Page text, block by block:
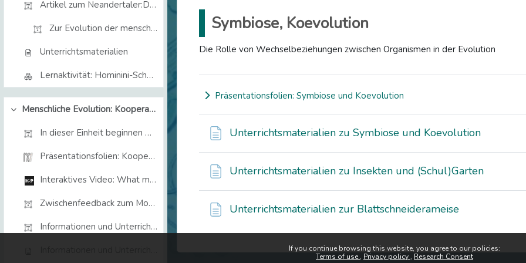
If you continue browsing this website, you agree to our policies:
Terms of use
Privacy policy Research Consent
Artikel zum Neandertaler:Der Neandertaler in uns.&...
Zur Evolution der menschlichen HautfarbenArtikel:&...
Unterrichtsmaterialien
Lernaktivität: Hominini-Schädel sortieren
Collapse
Menschliche Evolution: Kooperation
In dieser Einheit beginnen wir mit der Betrachtu...
Präsentationsfolien: Kooperation
Interaktives Video: What makes us human?
Zwischenfeedback zum Modul
Informationen und Unterrichtsmaterialien (copy)
Symbiose, Koevolution
Die Rolle von Wechselbeziehungen zwischen Organismen in der Evolution
Expand
Präsentationsfolien: Symbiose und Koevolution
Unterrichtsmaterialien zu Symbiose und Koevolution
Unterrichtsmaterialien zu Insekten und (Schul)Garten
Unterrichtsmaterialien zur Blattschneiderameise